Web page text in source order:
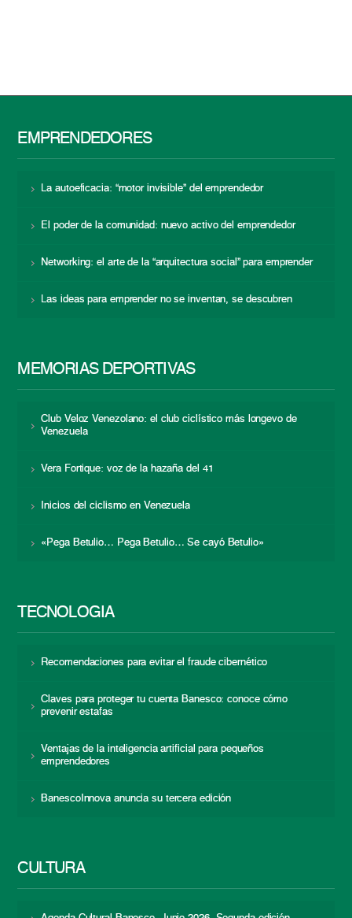
EMPRENDEDORES
La autoeficacia: “motor invisible” del emprendedor
El poder de la comunidad: nuevo activo del emprendedor
Networking: el arte de la “arquitectura social” para emprender
Las ideas para emprender no se inventan, se descubren
MEMORIAS DEPORTIVAS
Club Veloz Venezolano: el club ciclístico más longevo de
Venezuela
Vera Fortique: voz de la hazaña del 41
Inicios del ciclismo en Venezuela
«Pega Betulio… Pega Betulio… Se cayó Betulio»
TECNOLOGÍA
Recomendaciones para evitar el fraude cibernético
Claves para proteger tu cuenta Banesco: conoce cómo
prevenir estafas
Ventajas de la inteligencia artificial para pequeños
emprendedores
BanescoInnova anuncia su tercera edición
CULTURA